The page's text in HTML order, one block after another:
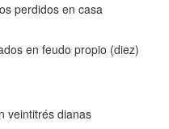
perdidos en casa
en feudo propio (diez)
veintitrés dianas